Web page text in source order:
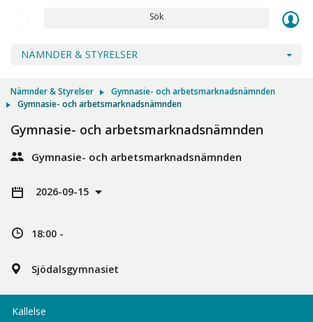
Sök
NÄMNDER & STYRELSER
Nämnder & Styrelser
Gymnasie- och arbetsmarknadsnämnden
Gymnasie- och arbetsmarknadsnämnden
Gymnasie- och arbetsmarknadsnämnden
Gymnasie- och arbetsmarknadsnämnden
2026-09-15
18:00 -
Sjödalsgymnasiet
Kallelse